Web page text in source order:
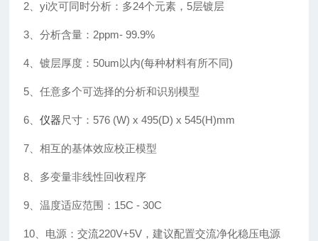
2、yi次可同时分析：多24个元素，5层镀层
3、分析含量：2ppm- 99.9%
4、镀层厚度：50um以内(每种材料有所不同)
5、任意多个可选择的分析和识别模型
6、仪器尺寸：576 (W) x 495(D) x 545(H)mm
7、相互的基体效应校正模型
8、多变量非线性回收程序
9、温度适应范围：15C - 30C
10、电源：交流220V+5V，建议配置交流净化稳压电源